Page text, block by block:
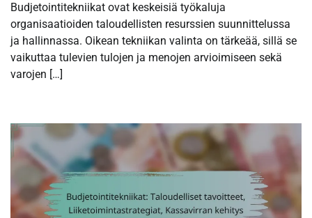
Budjetointitekniikat ovat keskeisiä työkaluja
organisaatioiden taloudellisten resurssien suunnittelussa
ja hallinnassa. Oikean tekniikan valinta on tärkeää, sillä se
vaikuttaa tulevien tulojen ja menojen arvioimiseen sekä
varojen […]